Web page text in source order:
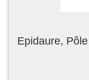
Epidaure,